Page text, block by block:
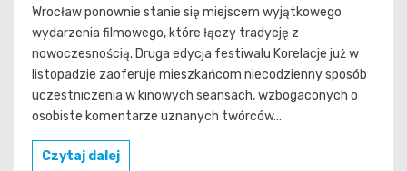
Wrocław ponownie stanie się miejscem wyjątkowego
wydarzenia filmowego, które łączy tradycję z
nowoczesnością. Druga edycja festiwalu Korelacje już w
listopadzie zaoferuje mieszkańcom niecodzienny sposób
uczestniczenia w kinowych seansach, wzbogaconych o
osobiste komentarze uznanych twórców...
Czytaj dalej